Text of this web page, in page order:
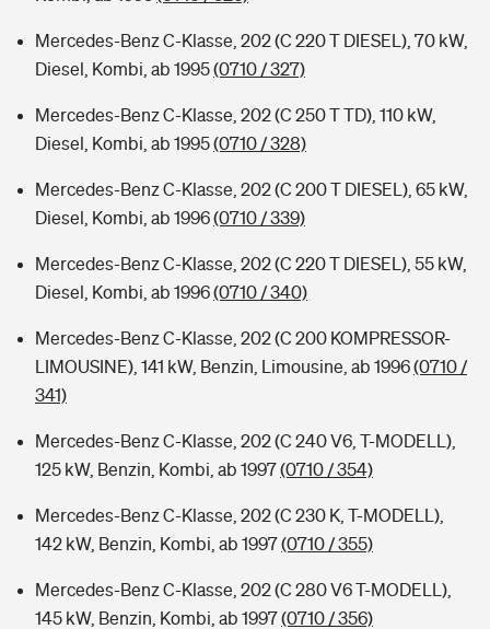
Mercedes-Benz C-Klasse, 202 (C 220 T DIESEL), 70 kW,
Diesel, Kombi, ab 1995(0710 / 327)
Mercedes-Benz C-Klasse, 202 (C 250 T TD), 110 kW,
Diesel, Kombi, ab 1995(0710 / 328)
Mercedes-Benz C-Klasse, 202 (C 200 T DIESEL), 65 kW,
Diesel, Kombi, ab 1996(0710 / 339)
Mercedes-Benz C-Klasse, 202 (C 220 T DIESEL), 55 kW,
Diesel, Kombi, ab 1996(0710 / 340)
Mercedes-Benz C-Klasse, 202 (C 200 KOMPRESSOR-
LIMOUSINE), 141 kW, Benzin, Limousine, ab 1996(0710 /
341)
Mercedes-Benz C-Klasse, 202 (C 240 V6, T-MODELL),
125 kW, Benzin, Kombi, ab 1997(0710 / 354)
Mercedes-Benz C-Klasse, 202 (C 230 K, T-MODELL),
142 kW, Benzin, Kombi, ab 1997(0710 / 355)
Mercedes-Benz C-Klasse, 202 (C 280 V6 T-MODELL),
145 kW, Benzin, Kombi, ab 1997(0710 / 356)